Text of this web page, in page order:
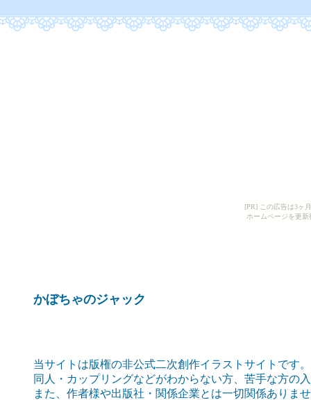
[PR] この広告は3ヶ
ホームページを更
かぼちゃのジャック
当サイトは版権の非公式二次創作イラストサイトです。
同人・カップリングなどがわからない方、苦手な方の
また、作者様や出版社・関係企業とは一切関係ありま